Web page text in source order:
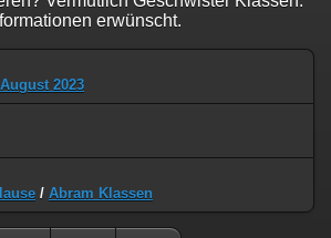
erwünscht.
2023
/ Abram Klassen